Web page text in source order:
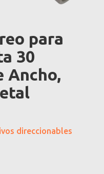
para
30
Ancho,
direccionables